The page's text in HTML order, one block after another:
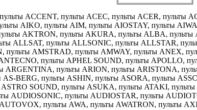
ACCENT, пульты ACEC, пульты ACER,
AIKO, пульты AIM, пульты AIOSTAY, пульты
AKTRON, пульты AKURA, пульты ALBA,
ALLSAT, пульты ALLSONIC, пульты ALLSTAR,
пульты AMSTRAD, пульты AMWAY, пульты ANEX,
пульты APHEL SOUND, пульты APOLLO,
ARGENTINA, пульты ARION, пульты ARISTONA,
BERG, пульты ASHIN, пульты ASORA, пульты
SOUND, пульты ASUKA, пульты ATAKI,
AUDIOSONIC, пульты AUDIOSTAR, пульты
пульты AWA, пульты AWATRON, пульты